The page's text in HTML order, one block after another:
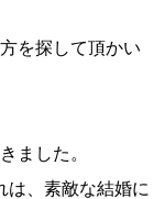
を探して頂かい
ました。
は、素敵な結婚に